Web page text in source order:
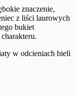
znaczenie,
z liści laurowych
bukiet
w odcieniach bieli